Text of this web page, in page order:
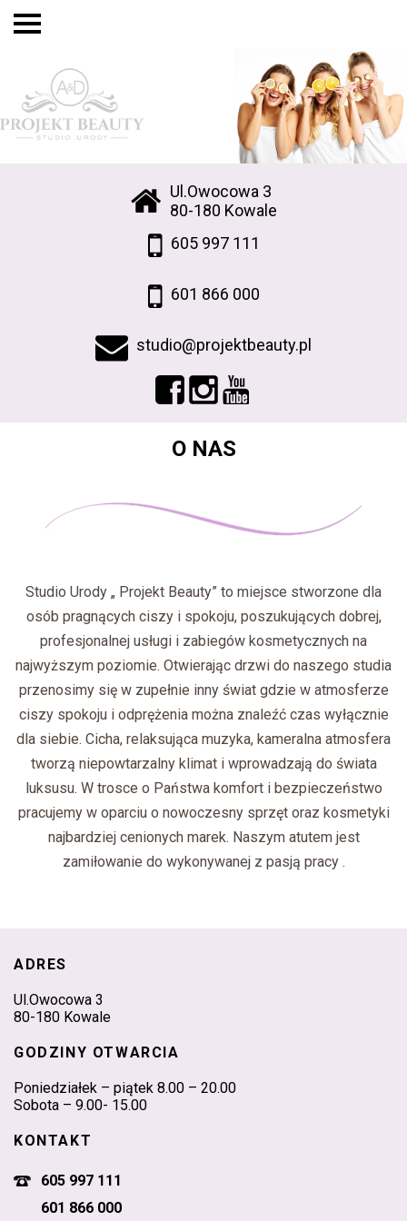
Ul.Owocowa 3
80-180 Kowale
605 997 111
601 866 000
studio@projektbeauty.pl
O NAS
Studio Urody „ Projekt Beauty” to miejsce stworzone dla
osób pragnących ciszy i spokoju, poszukujących dobrej,
profesjonalnej usługi i zabiegów kosmetycznych na
najwyższym poziomie. Otwierając drzwi do naszego studia
przenosimy się w zupełnie inny świat gdzie w atmosferze
ciszy spokoju i odprężenia można znaleźć czas wyłącznie
dla siebie. Cicha, relaksująca muzyka, kameralna atmosfera
tworzą niepowtarzalny klimat i wprowadzają do świata
luksusu. W trosce o Państwa komfort i bezpieczeństwo
pracujemy w oparciu o nowoczesny sprzęt oraz kosmetyki
najbardziej cenionych marek. Naszym atutem jest
zamiłowanie do wykonywanej z pasją pracy .
ADRES
Ul.Owocowa 3
80-180 Kowale
GODZINY OTWARCIA
Poniedziałek – piątek 8.00 – 20.00
Sobota – 9.00- 15.00
KONTAKT
605 997 111
601 866 000